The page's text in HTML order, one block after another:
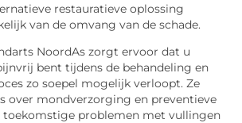
restauratieve oplossing
van de omvang van de schade.
NoordAs zorgt ervoor dat u
bent tijdens de behandeling en
zo soepel mogelijk verloopt. Ze
over mondverzorging en preventieve
toekomstige problemen met vullingen